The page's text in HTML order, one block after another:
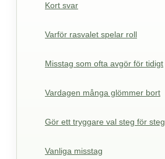
Kort svar
Varför rasvalet spelar roll
Misstag som ofta avgör för tidigt
Vardagen många glömmer bort
Gör ett tryggare val steg för steg
Vanliga misstag